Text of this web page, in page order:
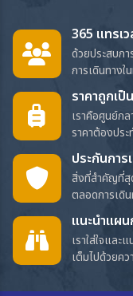
365 แทรเ
ด้วยประสบก
การเดินทางใ
ราคาถูกเป็
เราคือศูนย์ก
ราคาต้องปร
ประกันการ
สิ่งที่สำคัญที่สุ
ตลอดการเดิ
แนะนำแผน
เราใส่ใจและ
เต็มไปด้วยค